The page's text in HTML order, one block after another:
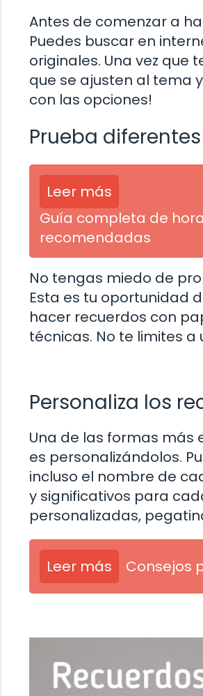
Antes de comenzar a
Puedes buscar en
originales. Una vez
que se ajusten al tema
con las opciones!
Prueba
Leer más
Guía completa de
recomendadas
No tengas miedo de
Esta es tu oportunidad
hacer recuerdos con
técnicas. No te limites a
Personaliza los
Una de las formas más
es personalizándolos.
incluso el nombre de
y significativos para
personalizadas,
Leer más Consejos